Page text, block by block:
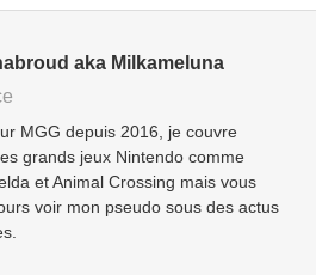
aka Milkameluna
MGG depuis 2016, je couvre
grands jeux Nintendo comme
et Animal Crossing mais vous
voir mon pseudo sous des actus